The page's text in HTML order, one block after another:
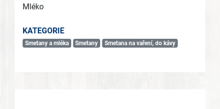
Mléko
KATEGORIE
Smetany a mléka Smetany Smetana na vaření, do kávy